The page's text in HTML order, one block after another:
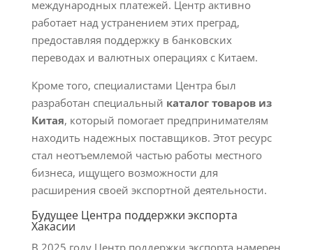
международных платежей. Центр активно
работает над устранением этих преград,
предоставляя поддержку в банковских
переводах и валютных операциях с Китаем.
Кроме того, специалистами Центра был
разработан специальный каталог товаров из
Китая, который помогает предпринимателям
находить надежных поставщиков. Этот ресурс
стал неотъемлемой частью работы местного
бизнеса, ищущего возможности для
расширения своей экспортной деятельности.
Будущее Центра поддержки экспорта
Хакасии
В 2025 году Центр поддержки экспорта намерен